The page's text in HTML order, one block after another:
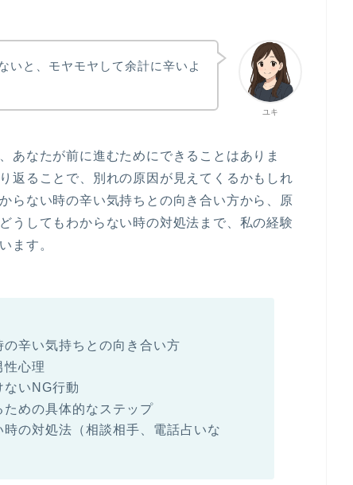
ユキ
いと、モヤモヤして余計に辛いよ
あなたが前に進むためにできることはありま
返ることで、別れの原因が見えてくるかもしれ
らない時の辛い気持ちとの向き合い方から、原
うしてもわからない時の対処法まで、私の経験
ます。
辛い気持ちとの向き合い方
性心理
ないNG行動
めの具体的なステップ
の対処法（相談相手、電話占いな